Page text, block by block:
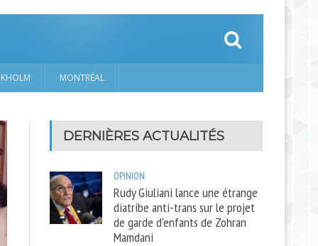
MONTRÉAL
DERNIÈRES ACTUALITÉS
OPINION
Rudy Giuliani lance une étrange
diatribe anti-trans sur le projet
de garde d'enfants de Zohran
Mamdani